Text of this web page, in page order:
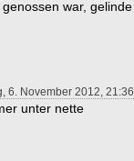
war, gelinde
6. November 2012, 21:36
unter nette